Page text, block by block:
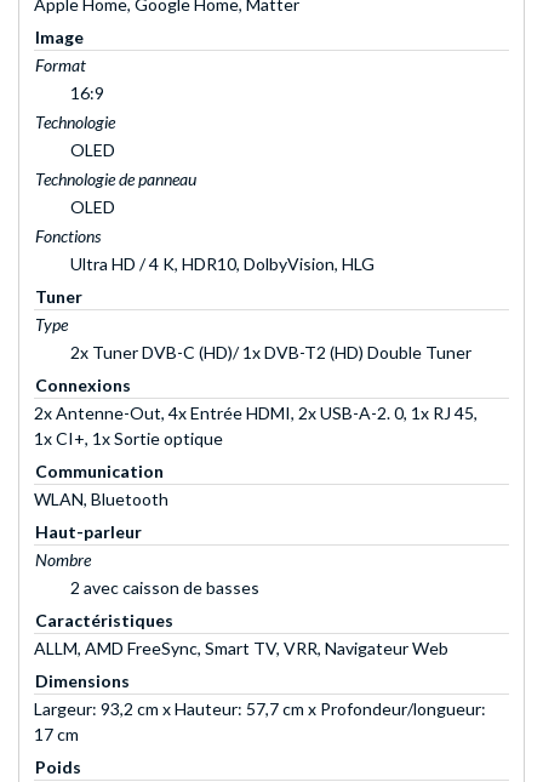
Apple Home, Google Home, Matter
Image
Format
16:9
Technologie
OLED
Technologie de panneau
OLED
Fonctions
Ultra HD / 4 K, HDR10, DolbyVision, HLG
Tuner
Type
2x Tuner DVB-C (HD)/ 1x DVB-T2 (HD) Double Tuner
Connexions
2x Antenne-Out, 4x Entrée HDMI, 2x USB-A-2. 0, 1x RJ 45,
1x CI+, 1x Sortie optique
Communication
WLAN, Bluetooth
Haut-parleur
Nombre
2 avec caisson de basses
Caractéristiques
ALLM, AMD FreeSync, Smart TV, VRR, Navigateur Web
Dimensions
Largeur: 93,2 cm x Hauteur: 57,7 cm x Profondeur/longueur:
17 cm
Poids